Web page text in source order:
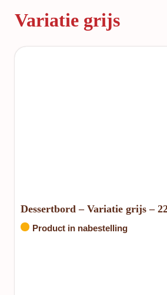
Variatie grijs
Dessertbord – Variatie grijs –
Product in nabestelling